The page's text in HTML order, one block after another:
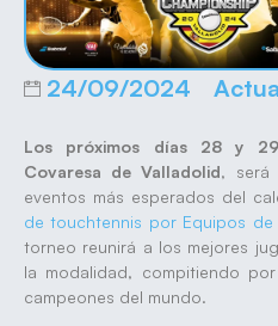
24/09/2024
Los próximos días 28 y
Covaresa de Valladolid, será
eventos más esperados del
de touchtennis por Equipos de
torneo reunirá a los mejores
la modalidad, compitiendo
campeones del mundo.